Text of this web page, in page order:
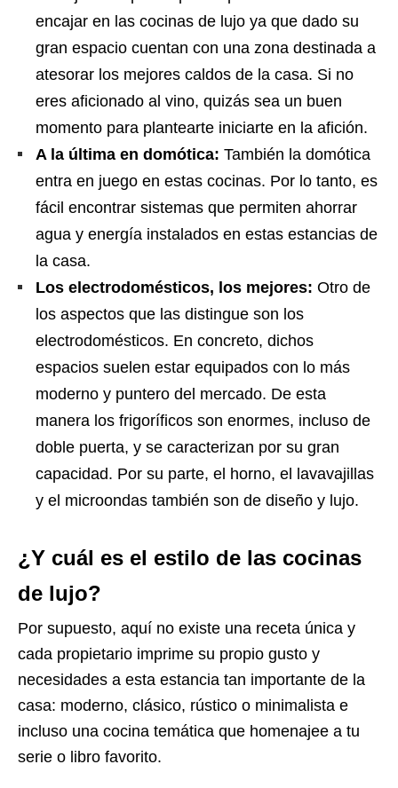
encajar en las cocinas de lujo ya que dado su
gran espacio cuentan con una zona destinada a
atesorar los mejores caldos de la casa. Si no
eres aficionado al vino, quizás sea un buen
momento para plantearte iniciarte en la afición.
A la última en domótica: También la domótica
entra en juego en estas cocinas. Por lo tanto, es
fácil encontrar sistemas que permiten ahorrar
agua y energía instalados en estas estancias de
la casa.
Los electrodomésticos, los mejores: Otro de
los aspectos que las distingue son los
electrodomésticos. En concreto, dichos
espacios suelen estar equipados con lo más
moderno y puntero del mercado. De esta
manera los frigoríficos son enormes, incluso de
doble puerta, y se caracterizan por su gran
capacidad. Por su parte, el horno, el lavavajillas
y el microondas también son de diseño y lujo.
¿Y cuál es el estilo de las cocinas
de lujo?
Por supuesto, aquí no existe una receta única y
cada propietario imprime su propio gusto y
necesidades a esta estancia tan importante de la
casa: moderno, clásico, rústico o minimalista e
incluso una cocina temática que homenajee a tu
serie o libro favorito.